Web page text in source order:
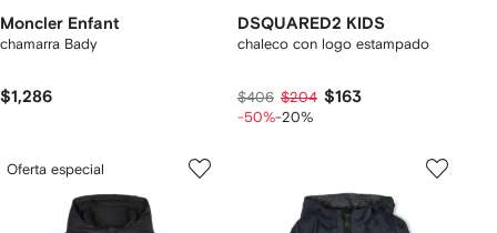
Moncler Enfant
chamarra Bady
$1,286
DSQUARED2 KIDS
chaleco con logo estampado
$406 $204 $163
-50%-20%
Oferta especial